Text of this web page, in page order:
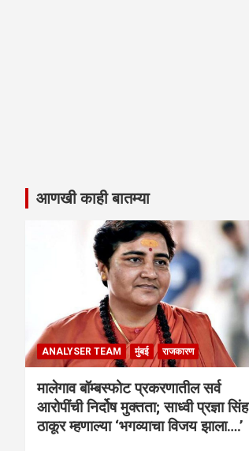
आणखी काही बातम्या
ANALYSER TEAM मुंबई राजकारण
मालेगाव बॉम्बस्फोट प्रकरणातील सर्व
आरोपींची निर्दोष मुक्तता; साध्वी प्रज्ञा सिंह
ठाकूर म्हणाल्या ‘भगव्याचा विजय झाला….’